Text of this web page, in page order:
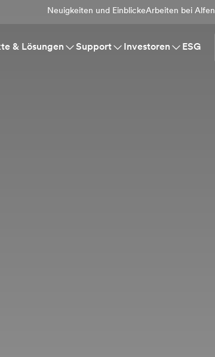
Neuigkeiten und EinblickeArbeiten bei Alfen
& Lösungen Support Investoren ESG